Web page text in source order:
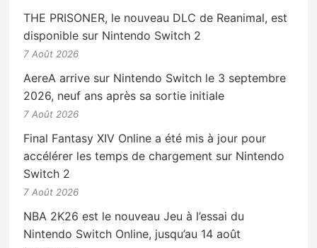
THE PRISONER, le nouveau DLC de Reanimal, est
disponible sur Nintendo Switch 2
7 Août 2026
AereA arrive sur Nintendo Switch le 3 septembre
2026, neuf ans après sa sortie initiale
7 Août 2026
Final Fantasy XIV Online a été mis à jour pour
accélérer les temps de chargement sur Nintendo
Switch 2
7 Août 2026
NBA 2K26 est le nouveau Jeu à l’essai du
Nintendo Switch Online, jusqu’au 14 août